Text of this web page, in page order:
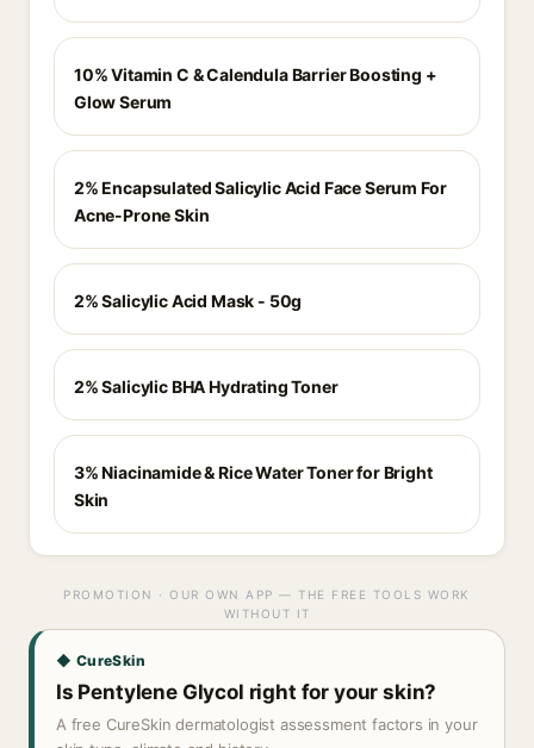
10% Vitamin C & Calendula Barrier Boosting +
Glow Serum
2% Encapsulated Salicylic Acid Face Serum For
Acne-Prone Skin
2% Salicylic Acid Mask - 50g
2% Salicylic BHA Hydrating Toner
3% Niacinamide & Rice Water Toner for Bright
Skin
PROMOTION · OUR OWN APP — THE FREE TOOLS WORK
WITHOUT IT
◆ CureSkin
Is Pentylene Glycol right for your skin?
A free CureSkin dermatologist assessment factors in your